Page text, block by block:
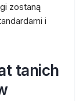
zostaną
i
tanich